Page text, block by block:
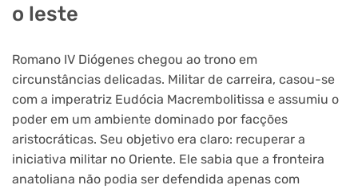
o leste
Romano IV Diógenes chegou ao trono em
circunstâncias delicadas. Militar de carreira, casou-se
com a imperatriz Eudócia Macrembolitissa e assumiu o
poder em um ambiente dominado por facções
aristocráticas. Seu objetivo era claro: recuperar a
iniciativa militar no Oriente. Ele sabia que a fronteira
anatoliana não podia ser defendida apenas com